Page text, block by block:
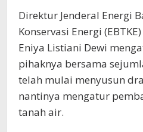
Direktur Jenderal Energi
Konservasi Energi
Eniya Listiani Dewi
pihaknya bersama
telah mulai menyusun
nantinya mengatur
tanah air.